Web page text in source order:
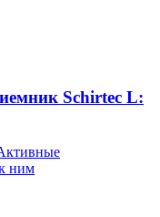
Schirtec L:
ним